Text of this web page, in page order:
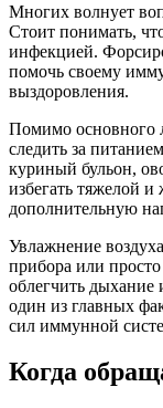
Многих волнует
Стоит понимать,
инфекцией.
помочь своему
выздоровления.
Помимо основного
следить за
куриный бульон,
избегать тяжелой
дополнительную
Увлажнение
прибора или
облегчить
один из главных
сил иммунной
Когда